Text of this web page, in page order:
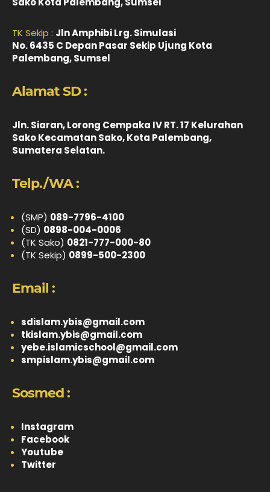
TK Sekip : Jln Amphibi Lrg. Simulasi
No. 6435 C Depan Pasar Sekip Ujung Kota
Palembang, Sumsel
Alamat SD :
Jln. Siaran, Lorong Cempaka IV RT. 17 Kelurahan
Sako Kecamatan Sako, Kota Palembang,
Sumatera Selatan.
Telp./WA :
(SMP) 089-7796-4100
(SD) 0898-004-0006
(TK Sako) 0821-777-000-80
(TK Sekip) 0899-500-2300
Email :
sdislam.ybis@gmail.com
tkislam.ybis@gmail.com
yebe.islamicschool@gmail.com
smpislam.ybis@gmail.com
Sosmed :
Instagram
Facebook
Youtube
Twitter